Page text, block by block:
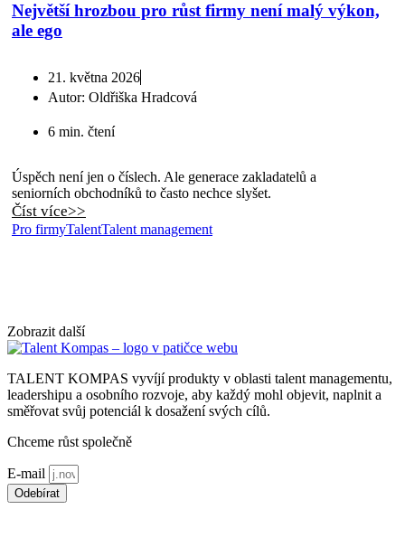
Největší hrozbou pro růst firmy není malý výkon,
ale ego
21. května 2026
Autor: Oldřiška Hradcová
6 min. čtení
Úspěch není jen o číslech. Ale generace zakladatelů a
seniorních obchodníků to často nechce slyšet.
Číst více>>
Pro firmyTalentTalent management
Zobrazit další
TALENT KOMPAS vyvíjí produkty v oblasti talent managementu,
leadershipu a osobního rozvoje, aby každý mohl objevit, naplnit a
směřovat svůj potenciál k dosažení svých cílů.
Chceme růst společně
E-mail
Odebírat